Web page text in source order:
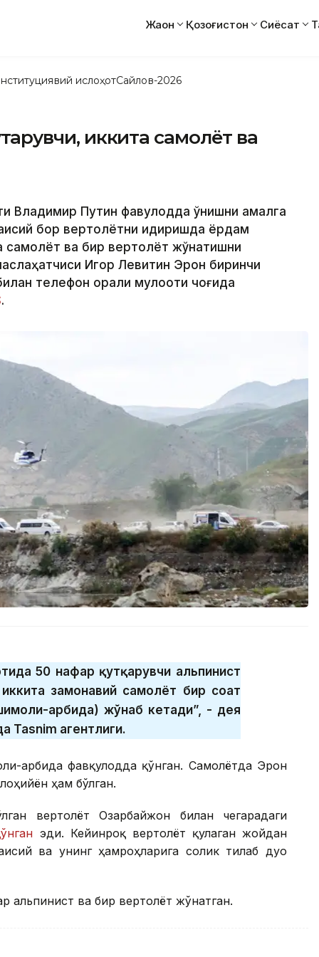
Жаҳон Қозоғистон Сиёсат
ислоҳотСайлов-2026
иккита самолёт ва
Владимир Путин фавқулодда қўнишни амалга
бор вертолётни қидиришда ёрдам
самолёт ва бир вертолёт жўнатишни
Игор Левитин Эрон биринчи
телефон орқали мулоқоти чоғида
.
50 нафар қутқарувчи альпинист
замонавий самолёт бир соат
ғарбида) жўнаб кетади”, - дея
Tasnim агентлиги.
ғарбида фавқулодда қўнган. Самолётда Эрон
ҳам бўлган.
вертолёт Озарбайжон билан чегарадаги
эди. Кейинроқ вертолёт қулаган жойдан
ва унинг ҳамроҳларига соғлик тилаб дуо
альпинист ва бир вертолёт жўнатган.